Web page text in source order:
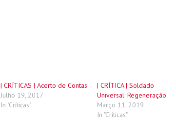
| CRÍTICAS | Acerto de Contas
Julho 19, 2017
In "Críticas"
| CRÍTICA | Soldado
Universal: Regeneração
Março 11, 2019
In "Críticas"